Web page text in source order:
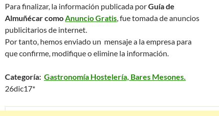
Para finalizar, la información publicada porGuía de
Almuñécar como Anuncio Gratis , fue tomada de anuncios
publicitarios de internet.
Por tanto, hemos enviado un mensaje a la empresa para
que confirme, modifique o elimine la información.
Categoría: Gastronomía Hostelería, Bares Mesones.
26dic17*